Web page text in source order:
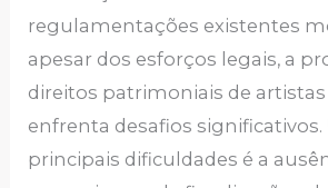
regulamentações existentes
apesar dos esforços legais, a
direitos patrimoniais de
enfrenta desafios significativos.
principais dificuldades é a